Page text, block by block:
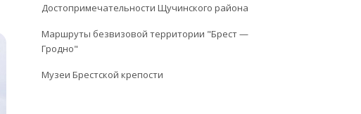
Достопримечательности Щучинского района
Маршруты безвизовой территории "Брест —
Гродно"
Музеи Брестской крепости